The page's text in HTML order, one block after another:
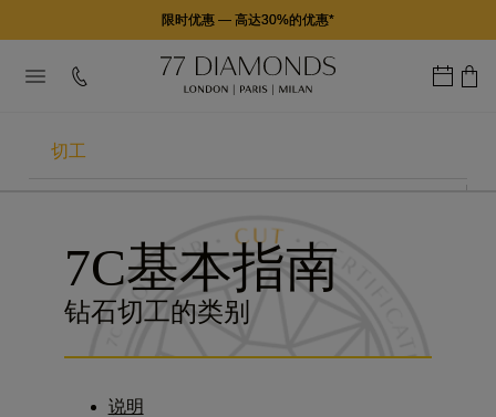
限时优惠 — 高达30%的优惠*
克拉
颜色
切工
7C基本指南
钻石切工的类别
说明